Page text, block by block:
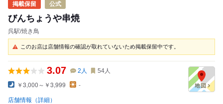
公式
びんちょうや串焼
呉駅/焼き鳥
このお店は店舗情報の確認が取れていないため掲載保留中です。
3.07 2 人 54人
￥3,000～￥3,999 -
店舗情報（詳細）